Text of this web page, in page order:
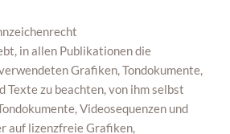
in allen Publikationen die
Grafiken, Tondokumente,
Texte zu beachten, von ihm selbst
Videosequenzen und
auf lizenzfreie Grafiken,